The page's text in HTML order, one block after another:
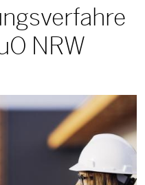
NRW